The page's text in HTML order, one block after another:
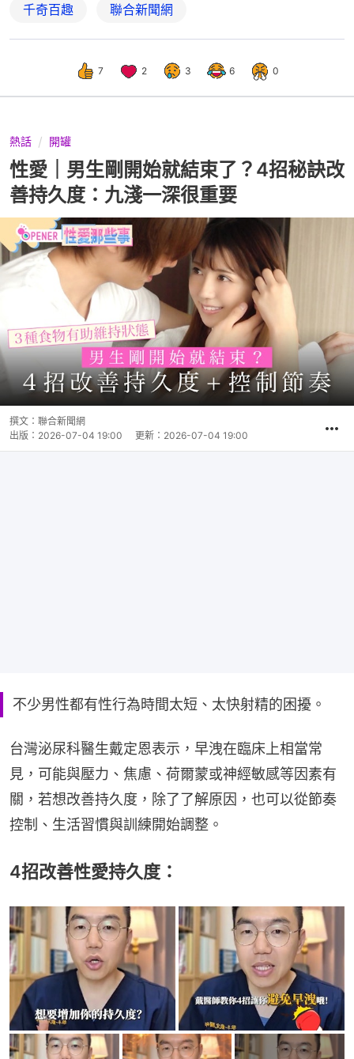
千奇百趣 聯合新聞網
7 2 3 6 0
熱話 開罐
性愛｜男生剛開始就結束了？4招秘訣改
善持久度：九淺一深很重要
撰文： 聯合新聞網
出版： 2026-07-04 19:00 更新： 2026-07-04 19:00
不少男性都有性行為時間太短、太快射精的困擾。
台灣泌尿科醫生戴定恩表示，早洩在臨床上相當常
見，可能與壓力、焦慮、荷爾蒙或神經敏感等因素有
關，若想改善持久度，除了了解原因，也可以從節奏
控制、生活習慣與訓練開始調整。
4招改善性愛持久度：